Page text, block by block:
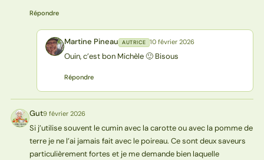
Répondre
MP Martine Pineau AUTRICE 10 février 2026
Ouin, c’est bon Michèle 🙂 Bisous
Répondre
G Gut9 février 2026
Si j’utilise souvent le cumin avec la carotte ou avec la pomme de
terre je ne l’ai jamais fait avec le poireau. Ce sont deux saveurs
particulièrement fortes et je me demande bien laquelle